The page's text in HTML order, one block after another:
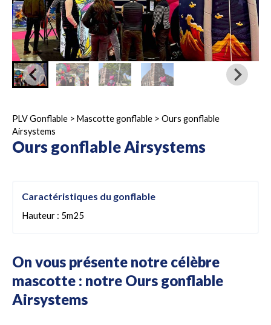
PLV Gonflable > Mascotte gonflable > Ours gonflable
Airsystems
Ours gonflable Airsystems
Caractéristiques du gonflable
Hauteur : 5m25
On vous présente notre célèbre
mascotte : notre Ours gonflable
Airsystems